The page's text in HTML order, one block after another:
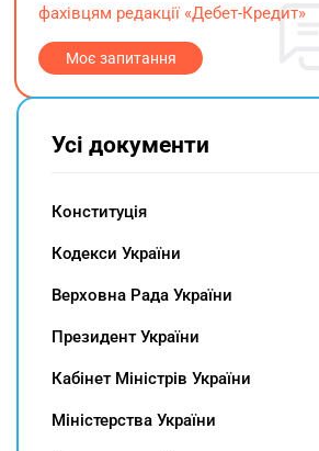
фахівцям редакції «Дебет-Кредит»
Моє запитання
Усі документи
Конституція
Кодекси України
Верховна Рада України
Президент України
Кабінет Міністрів України
Міністерства України